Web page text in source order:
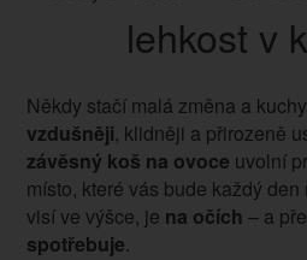
lehkost v
Někdy stačí malá změna a
vzdušněji, klidněji a přirozeně
závěsný koš na ovoce uvolní
místo, které vás bude každý
visí ve výšce, je na očích – a
spotřebuje.